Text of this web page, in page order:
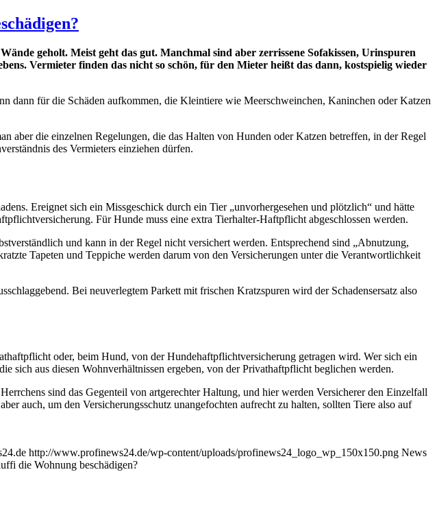
geholt. Meist geht das gut. Manchmal sind aber zerrissene Sofakissen, Urinspuren
Vermieter finden das nicht so schön, für den Mieter heißt das dann, kostspielig wieder
dann für die Schäden aufkommen, die Kleintiere wie Meerschweinchen, Kaninchen oder Katzen
aber die einzelnen Regelungen, die das Halten von Hunden oder Katzen betreffen, in der Regel
des Vermieters einziehen dürfen.
Ereignet sich ein Missgeschick durch ein Tier „unvorhergesehen und plötzlich“ und hätte
Für Hunde muss eine extra Tierhalter-Haftpflicht abgeschlossen werden.
und kann in der Regel nicht versichert werden. Entsprechend sind „Abnutzung,
Tapeten und Teppiche werden darum von den Versicherungen unter die Verantwortlichkeit
Bei neuverlegtem Parkett mit frischen Kratzspuren wird der Schadensersatz also
oder, beim Hund, von der Hundehaftpflichtversicherung getragen wird. Wer sich ein
sich aus diesen Wohnverhältnissen ergeben, von der Privathaftpflicht beglichen werden.
sind das Gegenteil von artgerechter Haltung, und hier werden Versicherer den Einzelfall
auch, um den Versicherungsschutz unangefochten aufrecht zu halten, sollten Tiere also auf
http://www.profinews24.de/wp-content/uploads/profinews24_logo_wp_150x150.png News
die Wohnung beschädigen?